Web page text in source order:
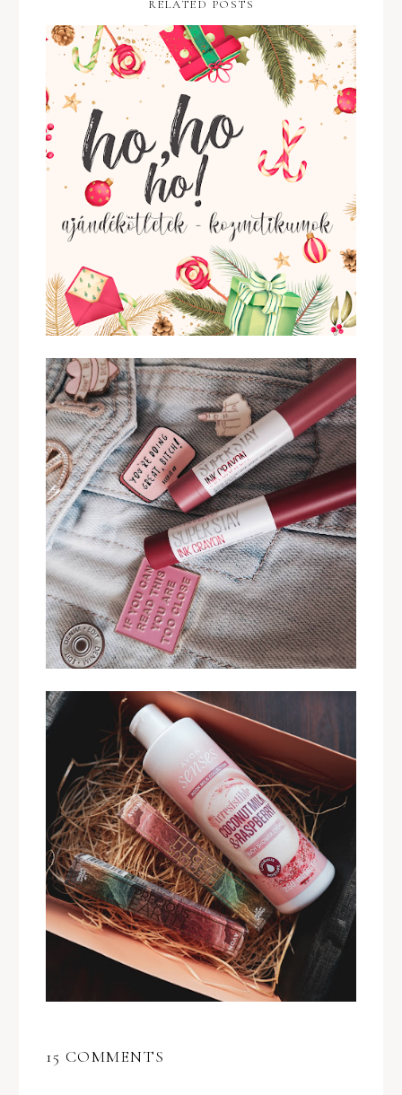
RELATED POSTS
15 COMMENTS